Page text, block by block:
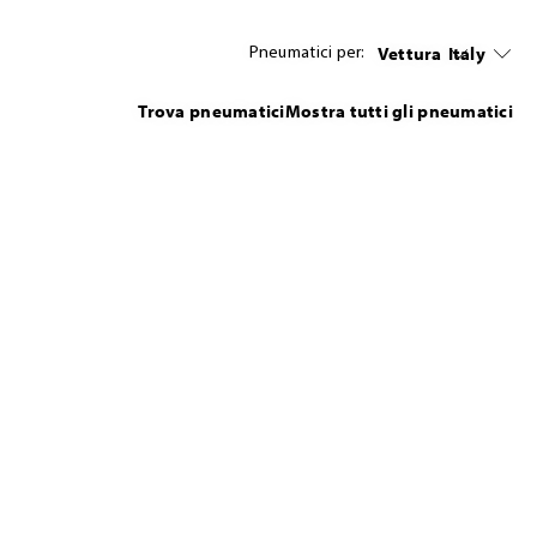
Pneumatici per: Vettura Italy
Trova pneumaticiMostra tutti gli pneumatici